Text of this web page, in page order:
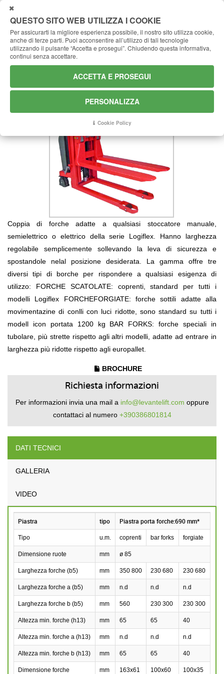
Home Accessori FORCHE per Logiflex
FORCHE per Logiflex
Forche coprenti per stoccatori Serie Logiflex
Coppia di forche adatte a qualsiasi stoccatore manuale,
semielettrico o elettrico della serie Logiflex. Hanno larghezza
regolabile semplicemente sollevando la leva di sicurezza e
spostandole nelal posizione desiderata. La gamma offre tre
diversi tipi di borche per rispondere a qualsiasi esigenza di
utilizzo: FORCHE SCATOLATE: coprenti, standard per tutti i
modelli Logiflex FORCHEFORGIATE: forche sottili adatte alla
movimentazine di conlli con luci ridotte, sono standard su tutti i
modell icon portata 1200 kg BAR FORKS: forche speciali in
tubolare, più strette rispetto agli altri modelli, adatte ad entrare in
larghezza più ridotte rispetto agli europallet.
BROCHURE
Richiesta informazioni
Per informazioni invia una mail a info@levantelift.com oppure
contattaci al numero +390386801814
DATI TECNICI
GALLERIA
VIDEO
Piastra tipo Piastra porta forche:690 mm*
Tipo u.m. coprenti bar forks forgiate
Dimensione ruote mm ø 85
Larghezza forche (b5) mm 350 800 230 680 230 680
Larghezza forche a (b5) mm n.d n.d n.d
Larghezza forche b (b5) mm 560 230 300 230 300
Altezza min. forche (h13) mm 65 65 40
Altezza min. forche a (h13) mm n.d n.d n.d
Altezza min. forche b (h13) mm 65 65 40
Dimensione forche mm 163x61 100x60 100x35
QUESTO SITO WEB UTILIZZA I COOKIE
Per assicurarti la migliore esperienza possibile, il nostro sito utilizza cookie,
anche di terze parti. Puoi acconsentire all’utilizzo di tali tecnologie
utilizzando il pulsante “Accetta e prosegui”. Chiudendo questa informativa,
continui senza accettare.
ACCETTA E PROSEGUI
CHIUDI
PERSONALIZZA
Cookie Policy